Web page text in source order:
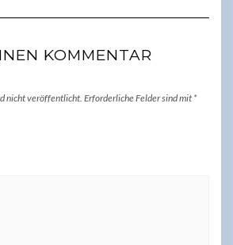
KOMMENTAR
nicht veröffentlicht. Erforderliche Felder sind mit *